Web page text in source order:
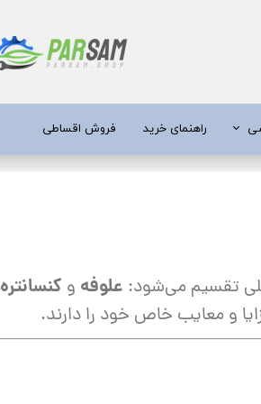
کش
راهنمای خرید فروش اقساطی
تقسیم می‌شود: علوفه و کنسانتره
و معایب خاص خود را دارند.